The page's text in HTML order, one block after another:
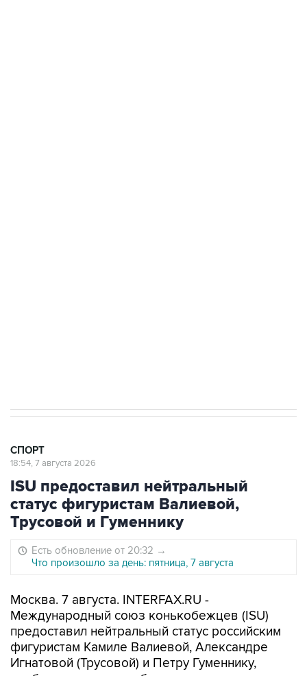
СПОРТ
18:54, 7 августа 2026
ISU предоставил нейтральный
статус фигуристам Валиевой,
Трусовой и Гуменнику
Есть обновление от 20:32 →
Что произошло за день: пятница, 7 августа
Москва. 7 августа. INTERFAX.RU -
Международный союз конькобежцев (ISU)
предоставил нейтральный статус российским
фигуристам Камиле Валиевой, Александре
Игнатовой (Трусовой) и Петру Гуменнику,